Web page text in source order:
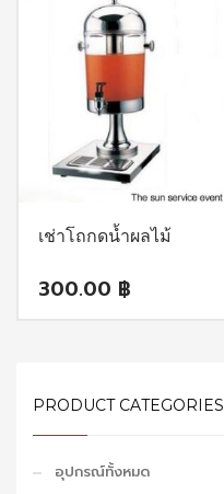
เช่าโถกดน้ำผลไม้
300.00 ฿
PRODUCT CATEGORIES
อุปกรณ์ทั้งหมด